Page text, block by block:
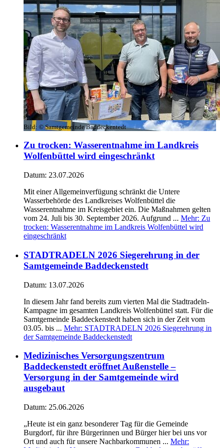
Bild: © Samtgemeinde Baddeckentedt
Zu trocken: Wasserentnahme im Landkreis
Wolfenbüttel wird eingeschränkt
Datum: 23.07.2026
Mit einer Allgemeinverfügung schränkt die Untere
Wasserbehörde des Landkreises Wolfenbüttel die
Wasserentnahme im Kreisgebiet ein. Die Maßnahmen gelten
vom 24. Juli bis 30. September 2026. Aufgrund ... Mehr: Zu
trocken: Wasserentnahme im Landkreis Wolfenbüttel wird
eingeschränkt
STADTRADELN 2026 Siegerehrung in der
Samtgemeinde Baddeckenstedt
Datum: 13.07.2026
In diesem Jahr fand bereits zum vierten Mal die Stadtradeln-
Kampagne im gesamten Landkreis Wolfenbüttel statt. Für die
Samtgemeinde Baddeckenstedt haben sich in der Zeit vom
03.05. bis ... Mehr: STADTRADELN 2026 Siegerehrung in
der Samtgemeinde Baddeckenstedt
Medizinisches Versorgungszentrum
Baddeckenstedt eröffnet Außenstelle –
Versorgung in der Samtgemeinde wird
ausgebaut
Datum: 25.06.2026
„Heute ist ein ganz besonderer Tag für die Gemeinde
Burgdorf, für ihre Bürgerinnen und Bürger hier bei uns vor
Ort und auch für unsere Nachbarkommunen ... Mehr: